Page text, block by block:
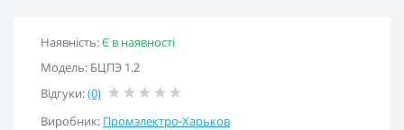
Наявність:Є в наявності
Модель: БЦПЭ 1.2
Відгуки:(0)
Виробник: Промэлектро-Харьков